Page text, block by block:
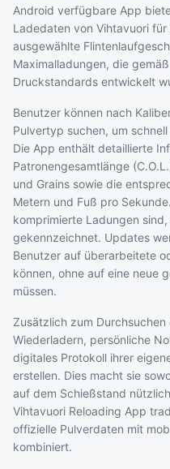
Android verfügbare App
Ladedaten von Vihtavuori
ausgewählte
Maximalladungen, die
Druckstandards entwickelt
Benutzer können nach
Pulvertyp suchen, um
Die App enthält detaillierte
Patronengesamtlänge
und Grains sowie die
Metern und Fuß pro
komprimierte Ladungen
gekennzeichnet. Updates
Benutzer auf überarbeitete
können, ohne auf eine neue
müssen.
Zusätzlich zum
Wiederladern, persönliche
digitales Protokoll ihrer
erstellen. Dies macht sie
auf dem Schießstand
Vihtavuori Reloading App
offizielle Pulverdaten mit
kombiniert.